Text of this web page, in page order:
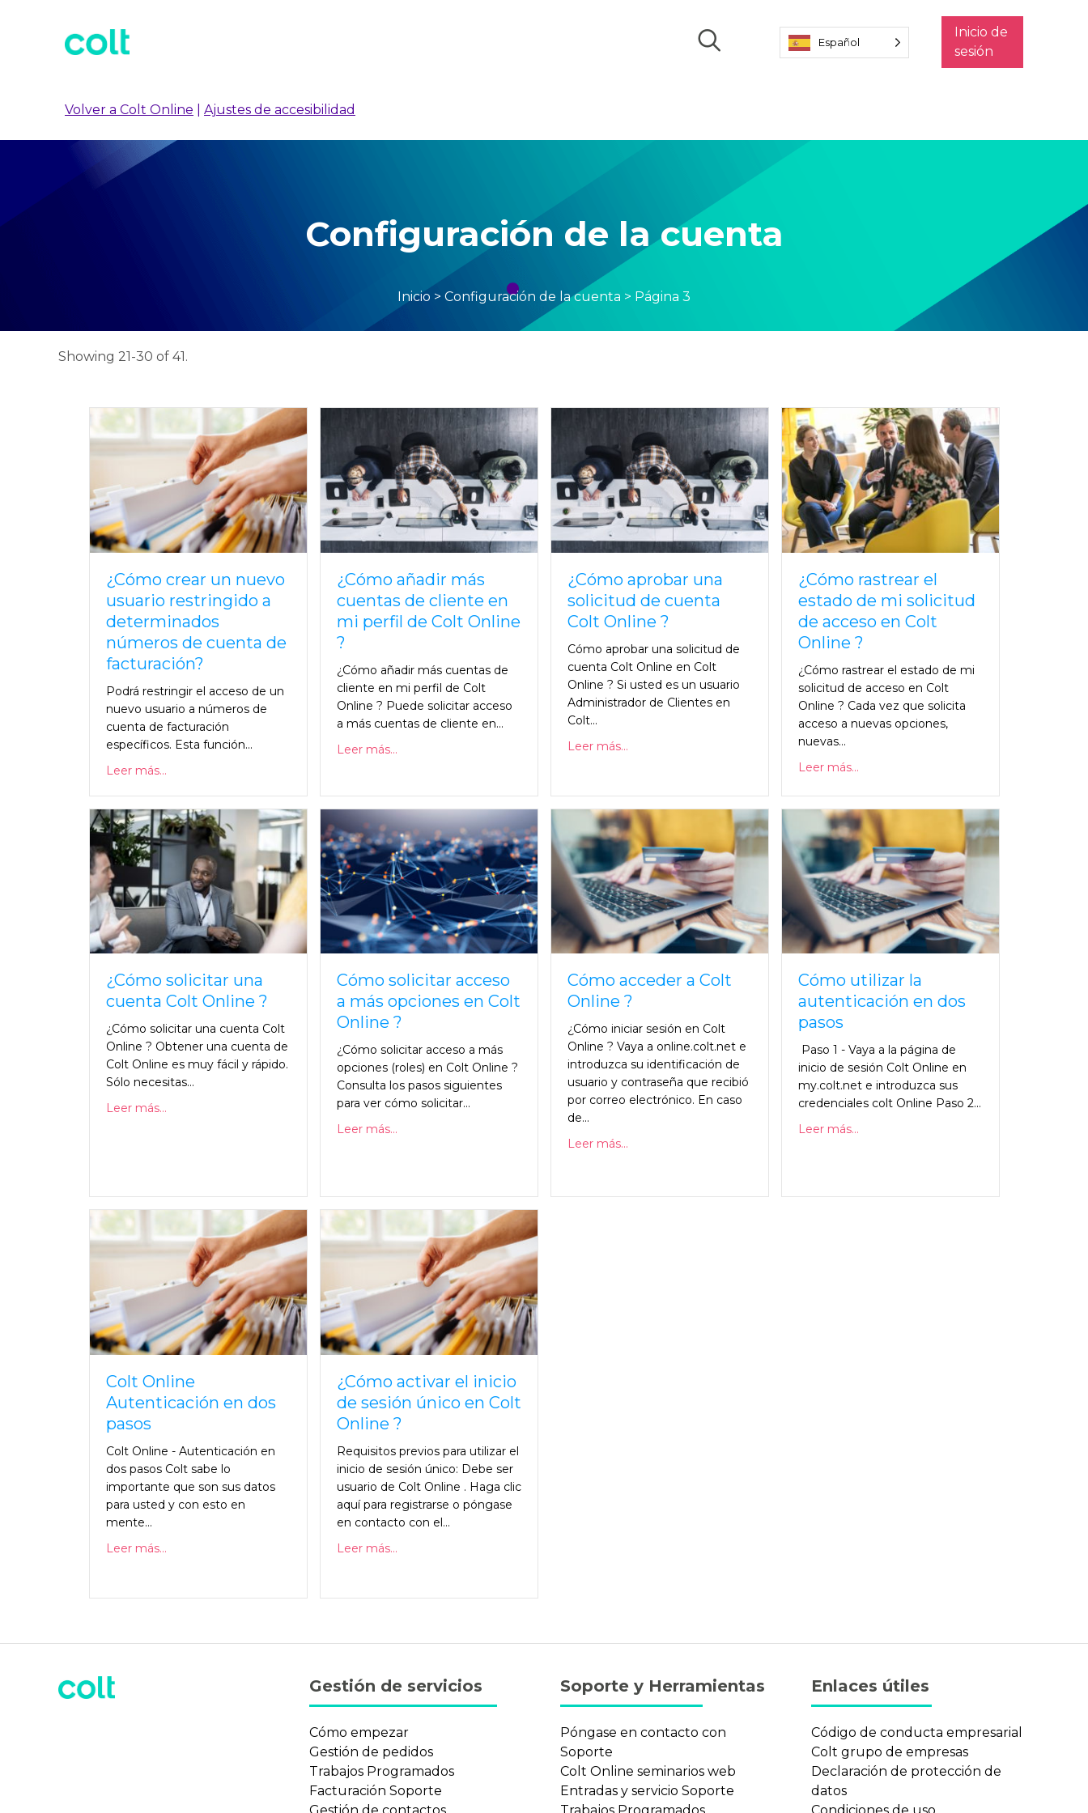
Español
Inicio de
sesión
Volver a Colt Online Ajustes de accesibilidad
Configuración de la cuenta
Inicio > Configuración de la cuenta > Página 3
Showing 21-30 of 41.
¿Cómo crear un nuevo
usuario restringido a
determinados
números de cuenta de
facturación?
Podrá restringir el acceso de un
nuevo usuario a números de
cuenta de facturación
específicos. Esta función...
Leer más...
¿Cómo añadir más
cuentas de cliente en
mi perfil de Colt Online
?
¿Cómo añadir más cuentas de
cliente en mi perfil de Colt
Online ? Puede solicitar acceso
a más cuentas de cliente en...
Leer más...
¿Cómo aprobar una
solicitud de cuenta
Colt Online ?
Cómo aprobar una solicitud de
cuenta Colt Online en Colt
Online ? Si usted es un usuario
Administrador de Clientes en
Colt...
Leer más...
¿Cómo rastrear el
estado de mi solicitud
de acceso en Colt
Online ?
¿Cómo rastrear el estado de mi
solicitud de acceso en Colt
Online ? Cada vez que solicita
acceso a nuevas opciones,
nuevas...
Leer más...
¿Cómo solicitar una
cuenta Colt Online ?
¿Cómo solicitar una cuenta Colt
Online ? Obtener una cuenta de
Colt Online es muy fácil y rápido.
Sólo necesitas...
Leer más...
Cómo solicitar acceso
a más opciones en Colt
Online ?
¿Cómo solicitar acceso a más
opciones (roles) en Colt Online ?
Consulta los pasos siguientes
para ver cómo solicitar...
Leer más...
Cómo acceder a Colt
Online ?
¿Cómo iniciar sesión en Colt
Online ? Vaya a online.colt.net e
introduzca su identificación de
usuario y contraseña que recibió
por correo electrónico. En caso
de...
Leer más...
Cómo utilizar la
autenticación en dos
pasos
Paso 1 - Vaya a la página de
inicio de sesión Colt Online en
my.colt.net e introduzca sus
credenciales colt Online Paso 2...
Leer más...
Colt Online
Autenticación en dos
pasos
Colt Online - Autenticación en
dos pasos Colt sabe lo
importante que son sus datos
para usted y con esto en
mente...
Leer más...
¿Cómo activar el inicio
de sesión único en Colt
Online ?
Requisitos previos para utilizar el
inicio de sesión único: Debe ser
usuario de Colt Online . Haga clic
aquí para registrarse o póngase
en contacto con el...
Leer más...
Gestión de servicios
Cómo empezar
Gestión de pedidos
Trabajos Programados
Facturación Soporte
Soporte y Herramientas
Póngase en contacto con
Soporte
Colt Online seminarios web
Entradas y servicio Soporte
Enlaces útiles
Código de conducta empresarial
Colt grupo de empresas
Declaración de protección de
datos